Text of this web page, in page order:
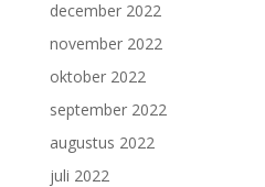
december 2022
november 2022
oktober 2022
september 2022
augustus 2022
juli 2022